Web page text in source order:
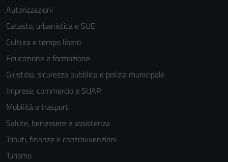
Autorizzazioni
Catasto, urbanistica e SUE
Cultura e tempo libero
Educazione e formazione
Giustizia, sicurezza pubblica e polizia municipale
Imprese, commercio e SUAP
Mobilità e trasporti
Salute, benessere e assistenza
Tributi, finanze e contravvenzioni
Turismo